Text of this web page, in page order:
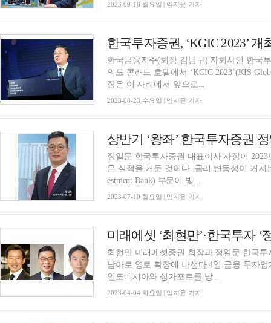
2023-09-18 월요일 | 임지윤 기자
한국금융지주(회장 김남구) 자회사인 한국
의도 콘래드 호텔에서 ‘KGIC 2023’(KIS
장은 이 자리에서 앞으로...
2023-08-23 수요일 | 임지윤 기자
상반기 ‘왕좌’ 한국투자증권
정일문 한국투자증권 대표이사 사장이
은 실적을 거둔 것이다. 금리 변동성이 커
estment Bank) 부문이 빛...
2023-07-10 월요일 | 임지윤 기자
최현만 미래에셋증권 회장과 정일문 한국
남아로 영토 확장에 나선다.4일 금융 투자
인도네시아와 싱가포르를 방...
2023-04-04 화요일 | 임지윤 기자